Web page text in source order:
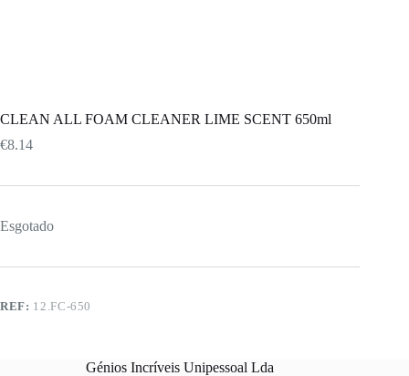
CLEAN ALL FOAM CLEANER LIME SCENT 650ml
€8.14
Esgotado
REF: 12.FC-650
Génios Incríveis Unipessoal Lda